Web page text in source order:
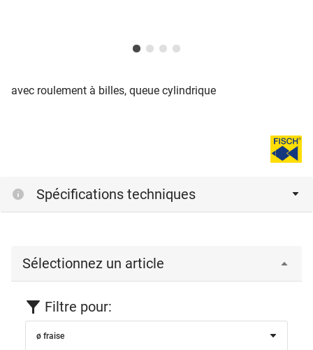
avec roulement à billes, queue cylindrique
Spécifications techniques
Sélectionnez un article
Filtre pour:
ø fraise